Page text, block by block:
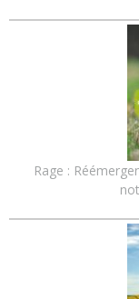
Rage :